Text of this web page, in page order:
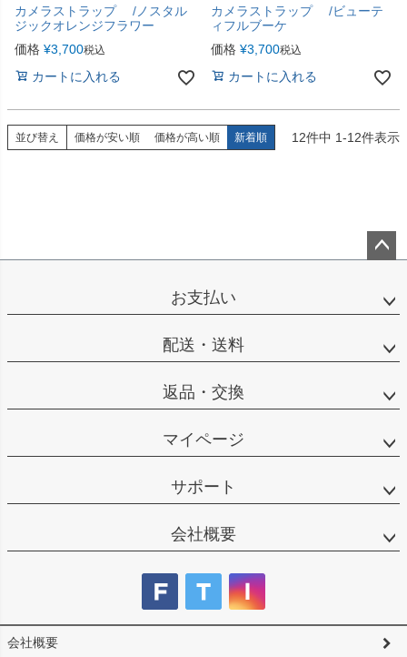
カメラストラップ /ノスタル
ジックオレンジフラワー
価格 ¥3,700税込
カートに入れる
カメラストラップ /ビューテ
ィフルブーケ
価格 ¥3,700税込
カートに入れる
並び替え 価格が安い順 価格が高い順 新着順 12件中 1-12件表示
ップ
お支払い
配送・送料
返品・交換
マイページ
サポート
会社概要
会社概要